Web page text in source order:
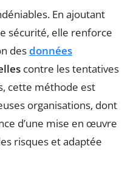
En ajoutant
sécurité, elle renforce
desdonnées
contre les tentatives
cette méthode est
organisations, dont
d’une mise en œuvre
risques et adaptée